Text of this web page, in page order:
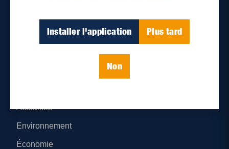
Installer l'application Plus tard
Non
Nous joindre
Parutions numériques
Actualités
Environnement
Économie